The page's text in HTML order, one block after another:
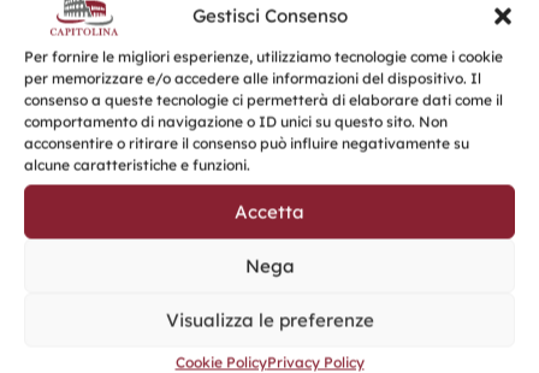
Gestisci Consenso
Per fornire le migliori esperienze, utilizziamo tecnologie come i cookie
per memorizzare e/o accedere alle informazioni del dispositivo. Il
consenso a queste tecnologie ci permetterà di elaborare dati come il
comportamento di navigazione o ID unici su questo sito. Non
acconsentire o ritirare il consenso può influire negativamente su
alcune caratteristiche e funzioni.
Accetta
Nega
Visualizza le preferenze
Cookie PolicyPrivacy Policy